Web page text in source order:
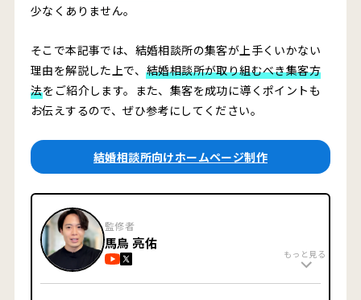
少なくありません。
そこで本記事では、結婚相談所の集客が上手くいかない
理由を解説した上で、 結婚相談所が取り組むべき集客方
法をご紹介します。また、集客を成功に導くポイントも
お伝えするので、ぜひ参考にしてください。
結婚相談所向けホームページ制作
もっと見る
監修者
馬鳥 亮佑